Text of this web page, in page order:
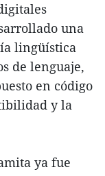
una
lingüística
de lenguaje,
en código
y la
ya fue